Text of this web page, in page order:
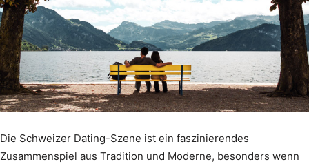
Die Schweizer Dating-Szene ist ein faszinierendes
Zusammenspiel aus Tradition und Moderne, besonders wenn